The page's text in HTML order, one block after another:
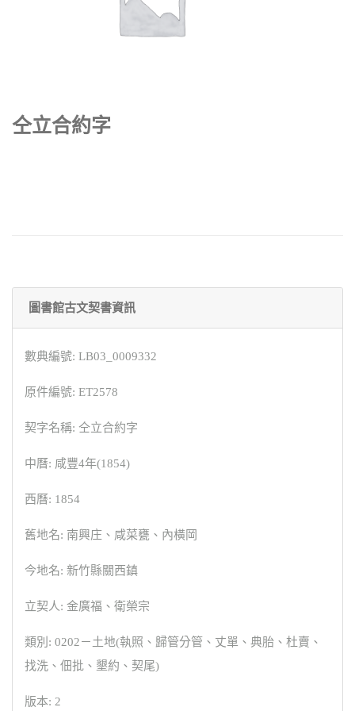
仝立合約字
圖書館古文契書資訊
數典編號: LB03_0009332
原件編號: ET2578
契字名稱: 仝立合約字
中曆: 咸豐4年(1854)
西曆: 1854
舊地名: 南興庄、咸菜甕、內橫岡
今地名: 新竹縣關西鎮
立契人: 金廣福、衛榮宗
類別: 0202－土地(執照、歸管分管、丈單、典胎、杜賣、
找洗、佃批、墾約、契尾)
版本: 2